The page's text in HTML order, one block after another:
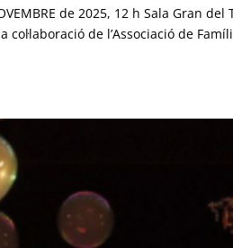
de 2025, 12 h Sala Gran del
de l’Associació de